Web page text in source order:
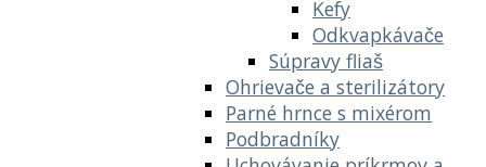
Kefy
Odkvapkávače
Súpravy fliaš
Ohrievače a sterilizátory
Parné hrnce s mixérom
Podbradníky